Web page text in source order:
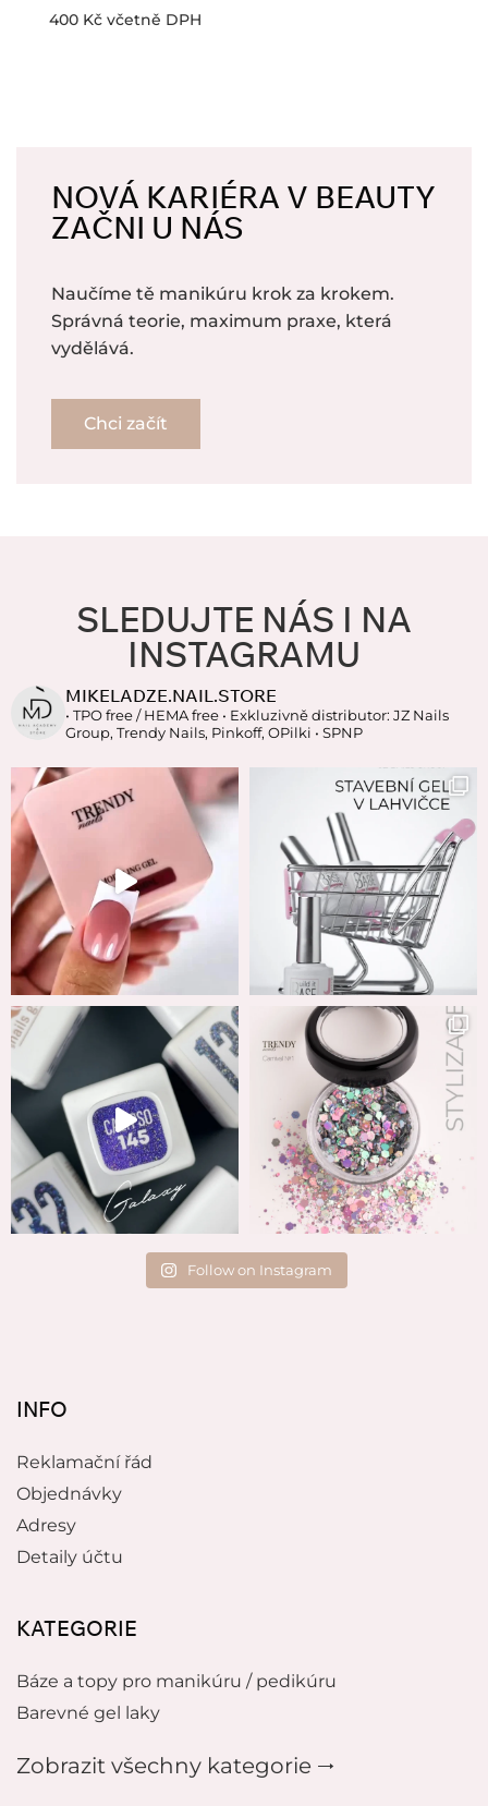
400 Kč včetně DPH
NOVÁ KARIÉRA V BEAUTY
ZAČNI U NÁS
Naučíme tě manikúru krok za krokem.
Správná teorie, maximum praxe, která
vydělává.
Chci začít
SLEDUJTE NÁS I NA
INSTAGRAMU
MIKELADZE.NAIL.STORE
• TPO free / HEMA free • Exkluzivně distributor: JZ Nails
Group, Trendy Nails, Pinkoff, OPilki • SPNP
Follow on Instagram
INFO
Reklamační řád
Objednávky
Adresy
Detaily účtu
KATEGORIE
Báze a topy pro manikúru / pedikúru
Barevné gel laky
Zobrazit všechny kategorie 🠂